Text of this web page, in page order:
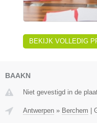
BEKIJK VOLLEDIG
BAAKN
Niet gevestigd in de
Antwerpen » Berchem